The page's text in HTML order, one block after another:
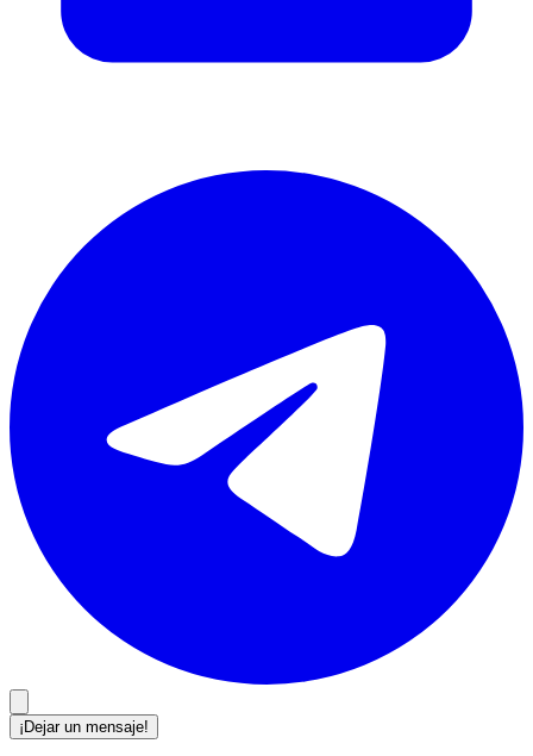
¡Dejar un mensaje!